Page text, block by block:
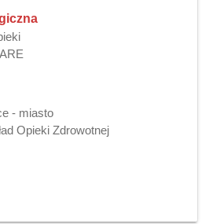
- miasto
Opieki Zdrowotnej